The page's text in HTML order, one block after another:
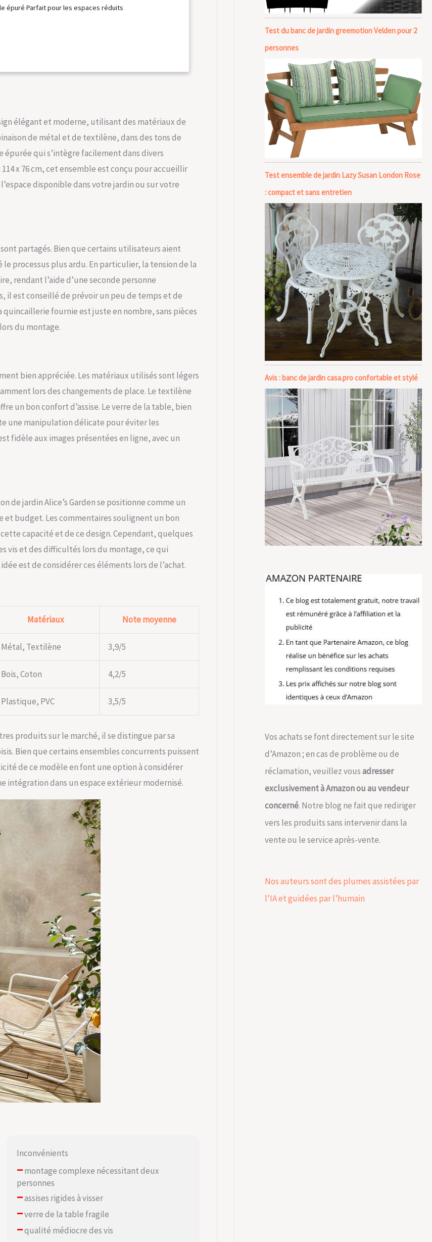
épuré Parfait pour les espaces réduits
élégant et moderne, utilisant des matériaux de
de métal et de textilène, dans des tons de
qui s’intègre facilement dans divers
x 76 cm, cet ensemble est conçu pour accueillir
disponible dans votre jardin ou sur votre
sont partagés. Bien que certains utilisateurs aient
processus plus ardu. En particulier, la tension de la
rendant l’aide d’une seconde personne
il est conseillé de prévoir un peu de temps et de
fournie est juste en nombre, sans pièces
du montage.
bien appréciée. Les matériaux utilisés sont légers
lors des changements de place. Le textilène
un bon confort d’assise. Le verre de la table, bien
une manipulation délicate pour éviter les
fidèle aux images présentées en ligne, avec un
de jardin Alice’s Garden se positionne comme un
budget. Les commentaires soulignent un bon
capacité et de ce design. Cependant, quelques
vis et des difficultés lors du montage, ce qui
est de considérer ces éléments lors de l’achat.
Matériaux Note moyenne
Métal, Textilène 3,9/5
Bois, Coton 4,2/5
Plastique, PVC 3,5/5
produits sur le marché, il se distingue par sa
Bien que certains ensembles concurrents puissent
de ce modèle en font une option à considérer
dans un espace extérieur modernisé.
Inconvénients
–montage complexe nécessitant deux
personnes
–assises rigides à visser
–verre de la table fragile
–qualité médiocre des vis
Test du banc de jardin greemotion Velden pour 2
personnes
Test ensemble de jardin Lazy Susan London Rose
: compact et sans entretien
Avis : banc de jardin casa.pro confortable et stylé
Vos achats se font directement sur le site
d’Amazon ; en cas de problème ou de
réclamation, veuillez vousadresser
exclusivement à Amazon ou au vendeur
concerné. Notre blog ne fait que rediriger
vers les produits sans intervenir dans la
vente ou le service après-vente.
Nos auteurs sont des plumes assistées par
l’IA et guidées par l’humain